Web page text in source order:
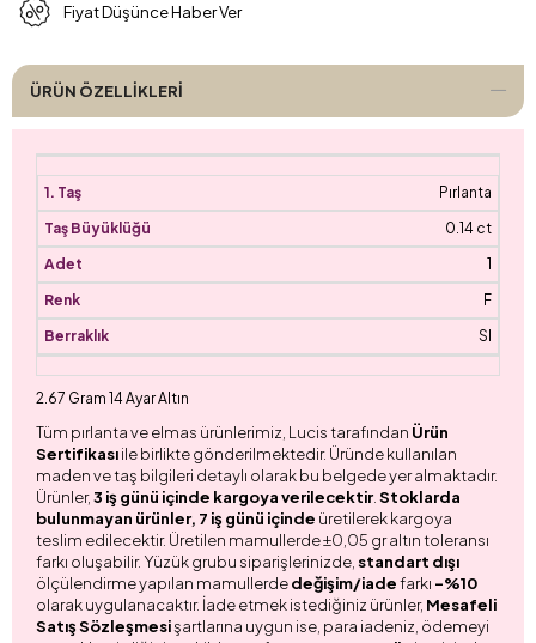
Fiyat Düşünce Haber Ver
ÜRÜN ÖZELLIKLERI
Pırlanta
0.14 ct
1
F
SI
2.67 Gram 14 Ayar Altın
Tüm pırlanta ve elmas ürünlerimiz, Lucis tarafından Ürün
Sertifikasıile birlikte gönderilmektedir. Üründe kullanılan
maden ve taş bilgileri detaylı olarak bu belgede yer almaktadır.
Ürünler,3 iş günü içinde kargoya verilecektir. Stoklarda
bulunmayan ürünler, 7 iş günü içinde üretilerek kargoya
teslim edilecektir. Üretilen mamullerde ±0,05 gr altın toleransı
farkı oluşabilir. Yüzük grubu siparişlerinizde, standart dışı
ölçülendirme yapılan mamullerdedeğişim/iadefarkı -%10
olarak uygulanacaktır. İade etmek istediğiniz ürünler, Mesafeli
Satış Sözleşmesişartlarına uygun ise, para iadeniz, ödemeyi